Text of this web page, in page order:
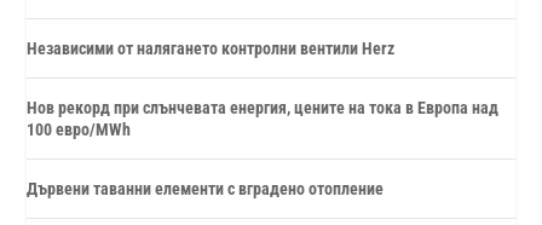
Независими от налягането контролни вентили Herz
Нов рекорд при слънчевата енергия, цените на тока в Европа над
100 евро/MWh
Дървени таванни елементи с вградено отопление